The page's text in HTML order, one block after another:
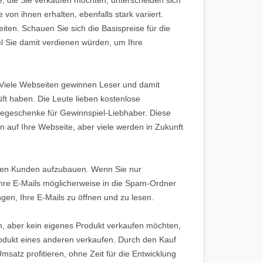
ihnen erhalten, ebenfalls stark variiert.
Schauen Sie sich die Basispreise für die
Sie damit verdienen würden, um Ihre
Webseiten gewinnen Leser und damit
haben. Die Leute lieben kostenlose
für Gewinnspiel-Liebhaber. Diese
auf Ihre Webseite, aber viele werden in Zukunft
Kunden aufzubauen. Wenn Sie nur
E-Mails möglicherweise in die Spam-Ordner
Ihre E-Mails zu öffnen und zu lesen.
kein eigenes Produkt verkaufen möchten,
eines anderen verkaufen. Durch den Kauf
profitieren, ohne Zeit für die Entwicklung